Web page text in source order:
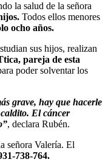
la salud de la señora
Todos ellos menores
ocho años.
sus hijos, realizan
pareja de esta
poder solventar los
grave, hay que hacerle
El cáncer
, declara Rubén.
señora Valería. El
738-764.